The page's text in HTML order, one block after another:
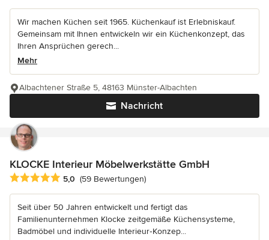
Wir machen Küchen seit 1965. Küchenkauf ist Erlebniskauf.
Gemeinsam mit Ihnen entwickeln wir ein Küchenkonzept, das
Ihren Ansprüchen gerech...
Mehr
Nachricht
Albachtener Straße 5, 48163 Münster-Albachten
KLOCKE Interieur Möbelwerkstätte GmbH
Durchschnittliche Bewertung: 5 von 5 Sternen
5,0 (59 Bewertungen)
Seit über 50 Jahren entwickelt und fertigt das
Familienunternehmen Klocke zeitgemäße Küchensysteme,
Badmöbel und individuelle Interieur‑Konzep...